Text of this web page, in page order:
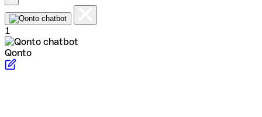
1
Qonto